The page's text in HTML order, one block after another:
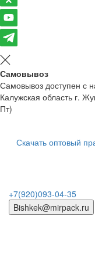
Самовывоз
Самовывоз доступен с
Калужская область г.
Пт)
Скачать оптовый
+7(920)093-04-35
Bishkek@mirpack.ru